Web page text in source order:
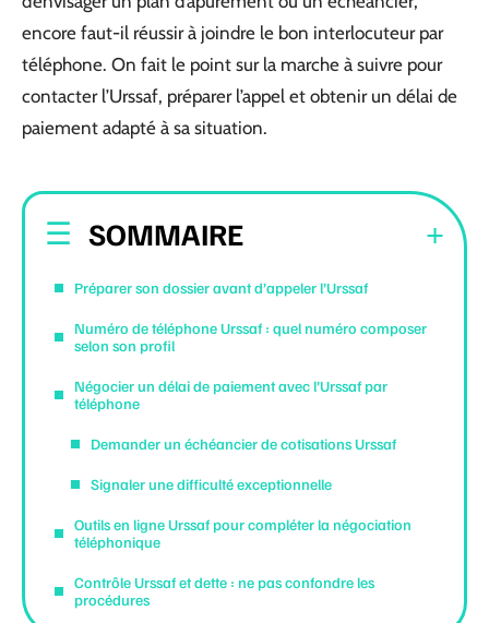
encore faut-il réussir à joindre le bon interlocuteur par
téléphone. On fait le point sur la marche à suivre pour
contacter l’Urssaf, préparer l’appel et obtenir un délai de
paiement adapté à sa situation.
SOMMAIRE
Préparer son dossier avant d’appeler l’Urssaf
Numéro de téléphone Urssaf : quel numéro composer
selon son profil
Négocier un délai de paiement avec l’Urssaf par
téléphone
Demander un échéancier de cotisations Urssaf
Signaler une difficulté exceptionnelle
Outils en ligne Urssaf pour compléter la négociation
téléphonique
Contrôle Urssaf et dette : ne pas confondre les
procédures